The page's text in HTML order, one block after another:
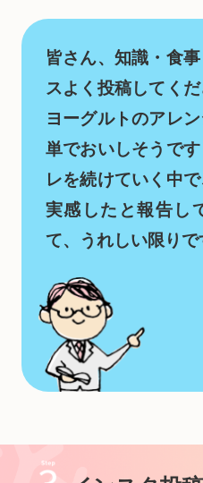
皆さん、知識・食
スよく投稿してく
ヨーグルトのアレ
単でおいしそうで
レを続けていく中
実感したと報告し
て、うれしい限りで